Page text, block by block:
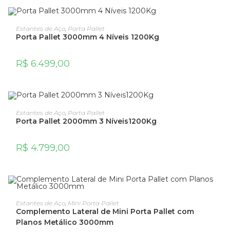
ADICIONAR AO CARRINHO
Estantes de Aço, Porta Pallet
Porta Pallet 3000mm 4 Níveis 1200Kg
R$ 6.499,00
ADICIONAR AO CARRINHO
Estantes de Aço, Porta Pallet
Porta Pallet 2000mm 3 Níveis1200Kg
R$ 4.799,00
ADICIONAR AO CARRINHO
Estantes de Aço Mini Porta Pallet
Complemento Lateral de Mini Porta Pallet com
Planos Metálico 3000mm